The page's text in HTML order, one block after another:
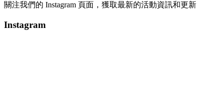
關注我們的 Instagram 頁面，獲取最新的活動資訊和更新
Instagram